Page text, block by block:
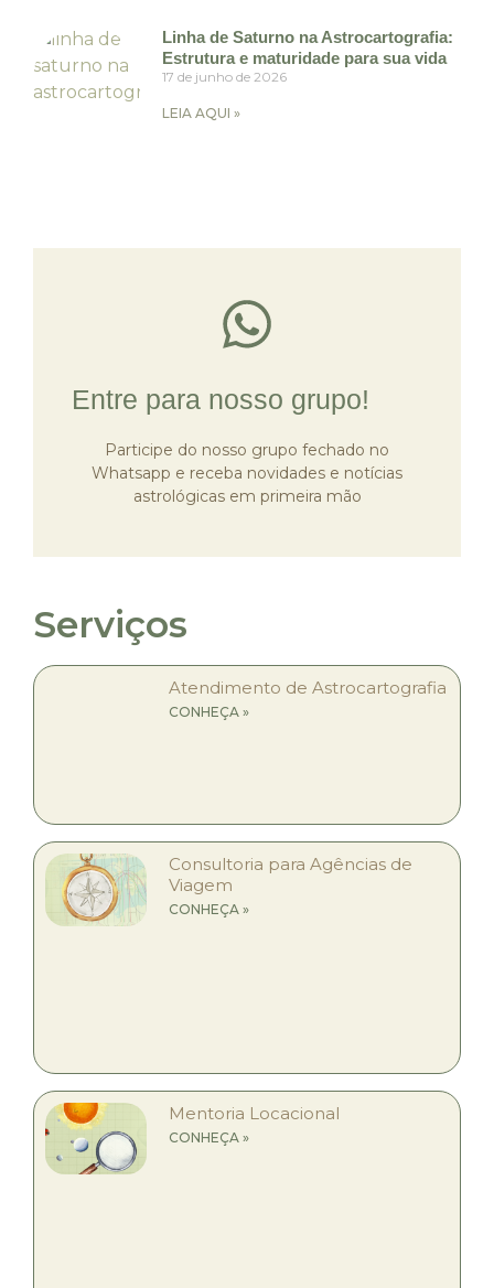
Linha de Saturno na Astrocartografia:
Estrutura e maturidade para sua vida
17 de junho de 2026
LEIA AQUI »
Entre para nosso grupo!
Participe do nosso grupo fechado no
Whatsapp e receba novidades e notícias
astrológicas em primeira mão
Clique e acesse nossa
comunidade
Entrar
Serviços
Atendimento de Astrocartografia
CONHEÇA »
Consultoria para Agências de
Viagem
CONHEÇA »
Mentoria Locacional
CONHEÇA »